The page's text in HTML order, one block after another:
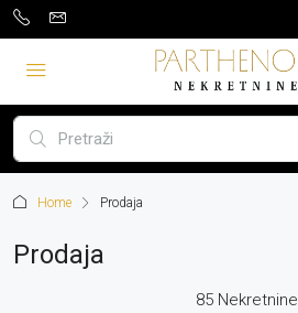
Home Prodaja
Prodaja
85 Nekretnine